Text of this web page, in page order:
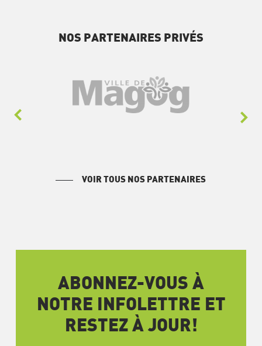
NOS PARTENAIRES PRIVÉS
VOIR TOUS NOS PARTENAIRES
ABONNEZ-VOUS À
NOTRE INFOLETTRE ET
RESTEZ À JOUR!